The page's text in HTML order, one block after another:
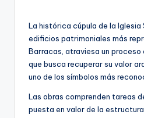
La histórica cúpula de la Iglesia
edificios patrimoniales más
Barracas, atraviesa un
que busca recuperar su valor
uno de los símbolos más
Las obras comprenden tareas
puesta en valor de la